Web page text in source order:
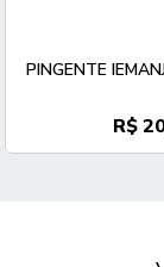
PINGENTE
R$